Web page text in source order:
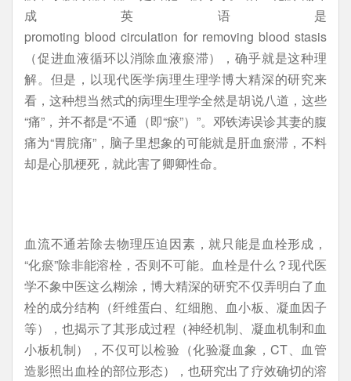
成英语是
promoting blood circulation for removing blood stasis
（促进血液循环以消除血液瘀滞），确乎就是这种理
解。但是，以现代医学病理生理学博大精深的研究来
看，这种想当然式的病理生理学全然是胡说八道，这些
“痛”，并不都是“不通（即“瘀”）”。邓铁涛误诊其妻的腹
痛为“胃脘痛”，脑子里想象的可能就是肝血瘀滞，不料
却是心肌梗死，就此害了卿卿性命。
血流不通若除去物理压迫因素，就只能是血栓形成，
“化瘀”除非能溶栓，否则不可能。血栓是什么？现代医
学不象中医这么糊涂，博大精深的研究不仅弄明白了血
栓的成分结构（纤维蛋白、红细胞、血小板、凝血因子
等），也揭示了其形成过程（神经机制、凝血机制和血
小板机制），不仅可以检验（化验凝血象，CT、血管
造影照出血栓的部位形态），也研究出了疗效确切的溶